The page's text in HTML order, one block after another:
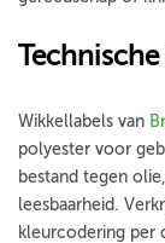
Wikkellabels van
polyester voor
bestand tegen
leesbaarheid.
kleurcodering per